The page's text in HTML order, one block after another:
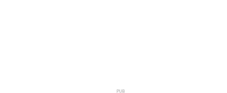
PUB